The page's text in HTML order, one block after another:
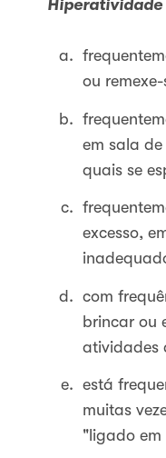
Hiperatividade
ou
em sala
quais se
excesso,
com
brincar ou
atividades
está
muitas
"ligado